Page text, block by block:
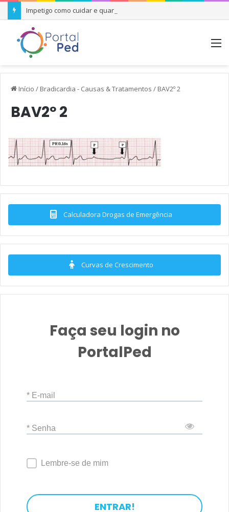
Impetigo como cuidar e quando se preocupar
Início / Bradicardia - Causas & Tratamentos / BAV2º 2
BAV2º 2
Calculadora Drogas de Emergência
Curvas de Crescimento
Faça seu login no
PortalPed
* E-mail
* Senha
Lembre-se de mim
ENTRAR!